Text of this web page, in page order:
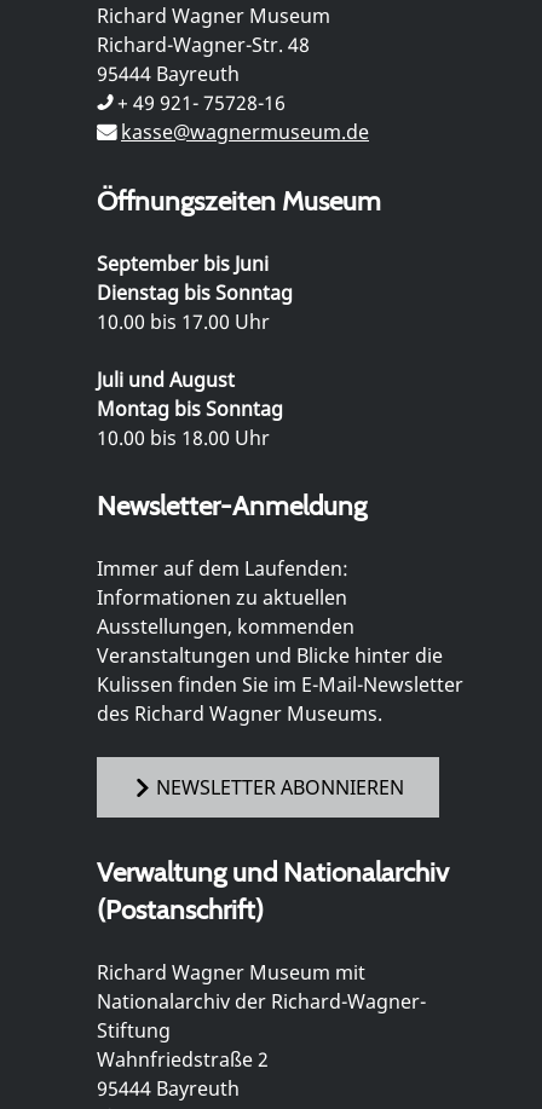
Richard Wagner Museum
Richard-Wagner-Str. 48
95444 Bayreuth
+ 49 921- 75728-16
kasse@wagnermuseum.de
Öffnungszeiten Museum
September bis Juni
Dienstag bis Sonntag
10.00 bis 17.00 Uhr
Juli und August
Montag bis Sonntag
10.00 bis 18.00 Uhr
Newsletter-Anmeldung
Immer auf dem Laufenden:
Informationen zu aktuellen
Ausstellungen, kommenden
Veranstaltungen und Blicke hinter die
Kulissen finden Sie im E-Mail-Newsletter
des Richard Wagner Museums.
NEWSLETTER ABONNIEREN
Verwaltung und Nationalarchiv
(Postanschrift)
Richard Wagner Museum mit
Nationalarchiv der Richard-Wagner-
Stiftung
Wahnfriedstraße 2
95444 Bayreuth